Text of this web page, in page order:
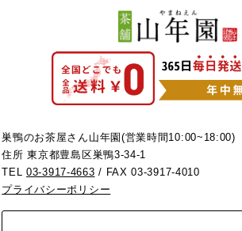
巣鴨のお茶屋さん山年園(営業時間10:00~18:00)
住所 東京都豊島区巣鴨3-34-1
TEL03-3917-4663 / FAX 03-3917-4010
プライバシーポリシー